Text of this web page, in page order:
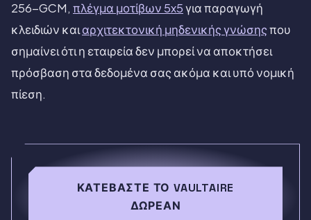
256-GCM, πλέγμα μοτίβων 5x5για παραγωγή
κλειδιών καιαρχιτεκτονική μηδενικής γνώσηςπου
σημαίνει ότι η εταιρεία δεν μπορεί να αποκτήσει
πρόσβαση στα δεδομένα σας ακόμα και υπό νομική
πίεση.
ΚΑΤΕΒΆΣΤΕ ΤΟ VAULTAIRE
ΔΩΡΕΆΝ